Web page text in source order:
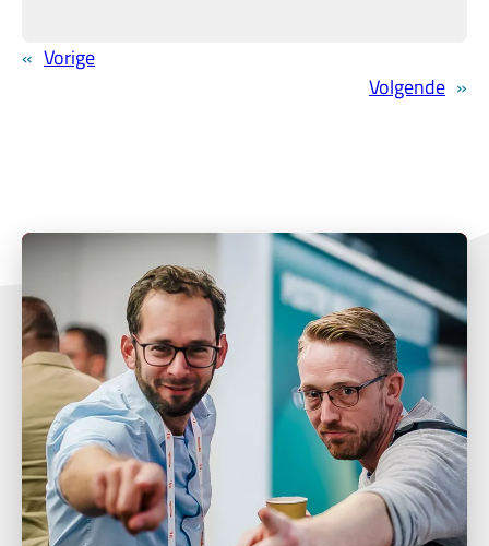
« Vorige
Volgende »